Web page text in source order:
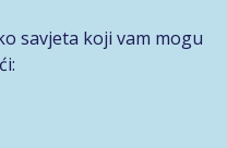
savjeta koji vam mogu